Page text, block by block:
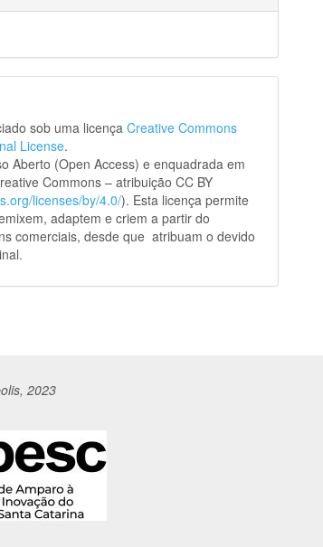
sob uma licençaCreative Commons
License.
Aberto (Open Access) e enquadrada em
Commons – atribuição CC BY
licenses/by/4.0/). Esta licença permite
adaptem e criem a partir do
comerciais, desde que atribuam o devido
2023